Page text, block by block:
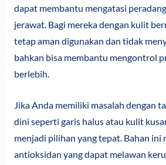
dapat membantu mengatasi
jerawat. Bagi mereka dengan kulit
tetap aman digunakan dan tidak
bahkan bisa membantu mengontrol
berlebih.
Jika Anda memiliki masalah dengan
dini seperti garis halus atau kulit
menjadi pilihan yang tepat. Bahan ini
antioksidan yang dapat melawan